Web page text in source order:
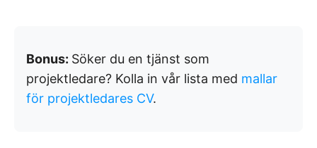
Bonus: Söker du en tjänst som
projektledare? Kolla in vår lista med mallar
för projektledares CV.